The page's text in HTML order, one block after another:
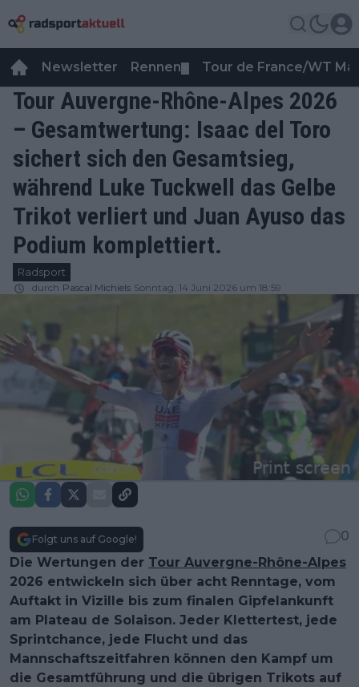
Newsletter Rennen Tour de France/WT
Tour Auvergne-Rhône-Alpes 2026
– Gesamtwertung: Isaac del Toro
sichert sich den Gesamtsieg,
während Luke Tuckwell das Gelbe
Trikot verliert und Juan Ayuso das
Podium komplettiert.
Radsport
durch Pascal Michiels Sonntag, 14 Juni 2026 um 18:59
Folgt uns auf Google!
0
Die Wertungen der Tour Auvergne-Rhône-Alpes
2026 entwickeln sich über acht Renntage, vom
Auftakt in Vizille bis zum finalen Gipfelankunft
am Plateau de Solaison. Jeder Klettertest, jede
Sprintchance, jede Flucht und das
Mannschaftszeitfahren können den Kampf um
die Gesamtführung und die übrigen Trikots auf